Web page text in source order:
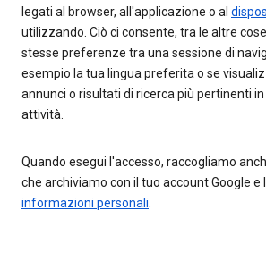
legati al browser, all'applicazione o al
utilizzando. Ciò ci consente, tra le altre
stesse preferenze tra una sessione di
esempio la tua lingua preferita o se
annunci o risultati di ricerca più pertinenti
attività.
Quando esegui l'accesso, raccogliamo
che archiviamo con il tuo account Google
informazioni personali.